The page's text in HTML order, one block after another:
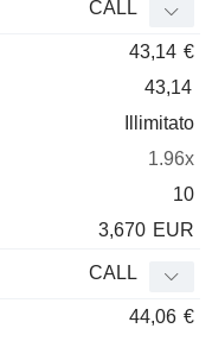
CALL
43,14 €
43,14
Illimitato
1.96x
10
3,670 EUR
CALL
44,06 €